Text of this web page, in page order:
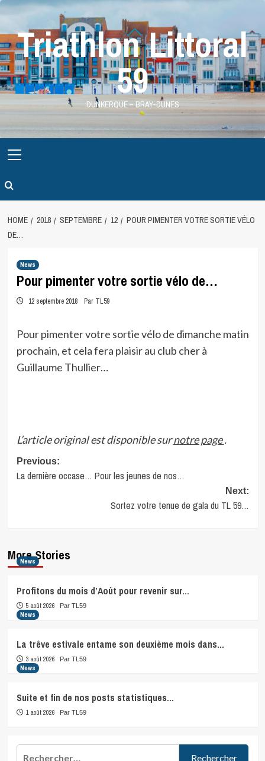
Skip
contentTriathlon Littoral
59
DUNKERQUE – BRAY-DUNES
Menu
HOME 2018 SEPTEMBRE 12
POUR PIMENTER VOTRE SORTIE VÉLO
DE…
News
Pour pimenter votre sortie vélo de…
12 septembre 2018 Par TL59
Pour pimenter votre sortie vélo de dimanche matin
prochain, et cela fera plaisir au club cher à
Guillaume Thullier…
L’article original est disponible surnotre page.
Post
navigation
Previous:
La dernière occase… Pour les jeunes de nos…
Next:
Sortez votre tenue de gala du TL 59…
More Stories
News
Profitons du mois d’Août pour revenir sur…
5 août 2026 Par TL59
News
La trêve estivale entame son deuxième mois dans…
3 août 2026 Par TL59
News
Suite et fin de nos posts statistiques…
1 août 2026 Par TL59